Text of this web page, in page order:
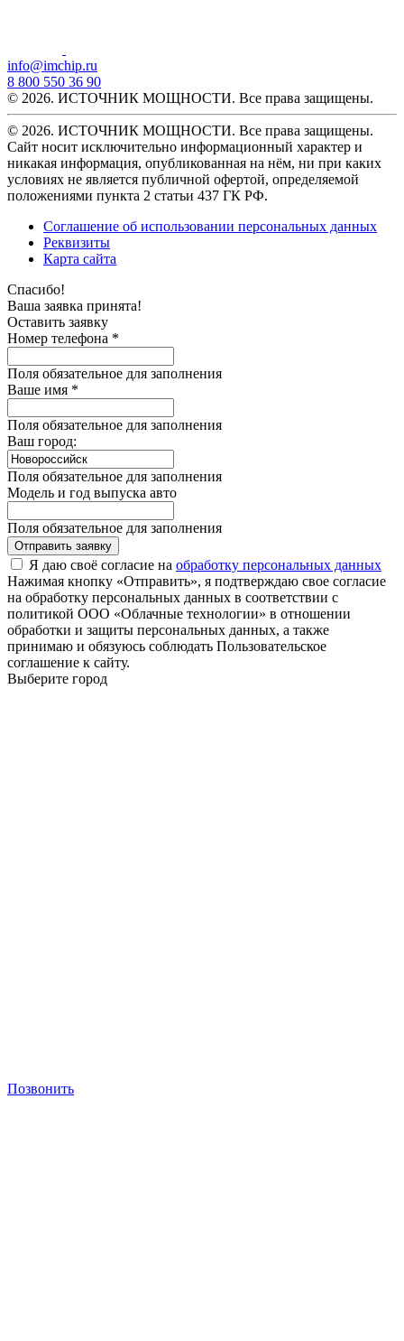
info@imchip.ru
8 800 550 36 90
© 2026. ИСТОЧНИК МОЩНОСТИ. Все права защищены.
© 2026. ИСТОЧНИК МОЩНОСТИ. Все права защищены.
Сайт носит исключительно информационный характер и
никакая информация, опубликованная на нём, ни при каких
условиях не является публичной офертой, определяемой
положениями пункта 2 статьи 437 ГК РФ.
Соглашение об использовании персональных данных
Реквизиты
Карта сайта
Спасибо!
Ваша заявка принята!
Оставить заявку
Номер телефона *
Поля обязательное для заполнения
Ваше имя *
Поля обязательное для заполнения
Ваш город:
Поля обязательное для заполнения
Модель и год выпуска авто
Поля обязательное для заполнения
Отправить заявку
Я даю своё согласие на обработку персональных данных
Нажимая кнопку «Отправить», я подтверждаю свое согласие
на обработку персональных данных в соответствии с
политикой ООО «Облачные технологии» в отношении
обработки и защиты персональных данных, а также
принимаю и обязуюсь соблюдать Пользовательское
соглашение к сайту.
Выберите город
Позвонить